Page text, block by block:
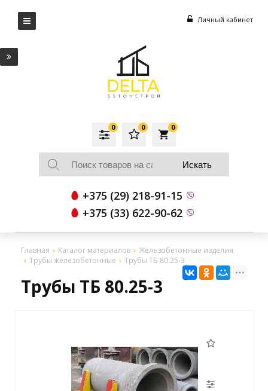
Личный кабинет
local_grocery_store
0
0
0
+375 (29) 218-91-15
+375 (33) 622-90-62
Главная Каталог материалов
Железобетонные изделия
Трубы железобетонные
Трубы ТБ 80.25-3
Трубы ТБ 80.25-3